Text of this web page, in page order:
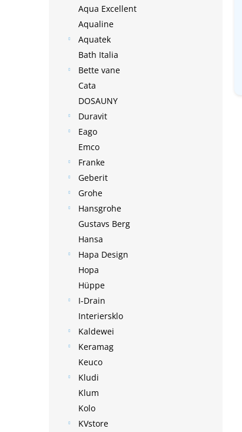
Aqua Excellent
Aqualine
Aquatek
Bath Italia
Bette vane
Cata
DOSAUNY
Duravit
Eago
Emco
Franke
Geberit
Grohe
Hansgrohe
Gustavs Berg
Hansa
Hapa Design
Hopa
Hüppe
I-Drain
Interiersklo
Kaldewei
Keramag
Keuco
Kludi
Klum
Kolo
KVstore